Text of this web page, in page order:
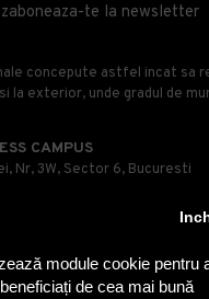
module cookie pentru
de cea mai bună
te la newsletter
concepute astfel incat sa
la exterior, unde gradul de
CAMPUS
Nr, 3W, Sector 6, Bucuresti
PROFESIONALE.RO